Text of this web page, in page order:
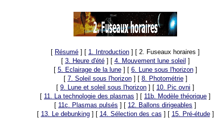
[ Résumé ] [ 1. Introduction ] [ 2. Fuseaux horaires ]
[ 3. Heure d'été] [ 4. Mouvement lune soleil ]
[ 5. Eclairage de la lune] [ 6. Lune sous l'horizon]
[ 7. Soleil sous l'horizon] [ 8. Photométrie]
[ 9. Lune et soleil sous l'horizon ] [ 10. Pic ovni ]
[ 11. La technologie des plasmas ] [ 11b. Modèle théorique ]
[ 11c. Plasmas pulsés ] [ 12. Ballons dirigeables ]
[ 13. Le debunking] [ 14. Sélection des cas ] [ 15. Pré-étude]